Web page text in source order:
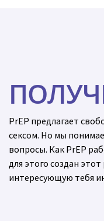
PrEP предлагает
сексом. Но мы
вопросы. Как PrEP
для этого создан
интересующую тебя